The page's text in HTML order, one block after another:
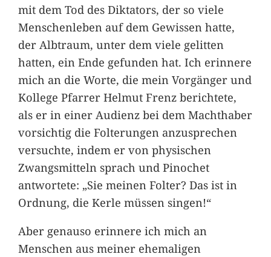
mit dem Tod des Diktators, der so viele
Menschenleben auf dem Gewissen hatte,
der Albtraum, unter dem viele gelitten
hatten, ein Ende gefunden hat. Ich erinnere
mich an die Worte, die mein Vorgänger und
Kollege Pfarrer Helmut Frenz berichtete,
als er in einer Audienz bei dem Machthaber
vorsichtig die Folterungen anzusprechen
versuchte, indem er von physischen
Zwangsmitteln sprach und Pinochet
antwortete: „Sie meinen Folter? Das ist in
Ordnung, die Kerle müssen singen!“
Aber genauso erinnere ich mich an
Menschen aus meiner ehemaligen